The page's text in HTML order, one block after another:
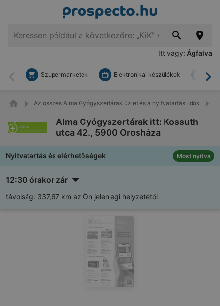
Itt vagy: Ágfalva
Vissza
Szupermarketek Elektronikai készülékek
Az összes Alma Gyógyszertárak üzlet és a nyitvatartási idők
Alma Gyógyszertárak itt: Kossuth
utca 42., 5900 Orosháza
Nyitvatartás és elérhetőségek Most nyitva
12:30 órakor zár
távolság: 337,67 km az Ön jelenlegi helyzetétől